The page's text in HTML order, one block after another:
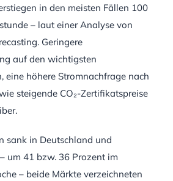
in den meisten Fällen 100
– laut einer Analyse von
Geringere
auf den wichtigsten
eine höhere Stromnachfrage nach
steigende CO₂-Zertifikatspreise
sank in Deutschland und
um 41 bzw. 36 Prozent im
– beide Märkte verzeichneten